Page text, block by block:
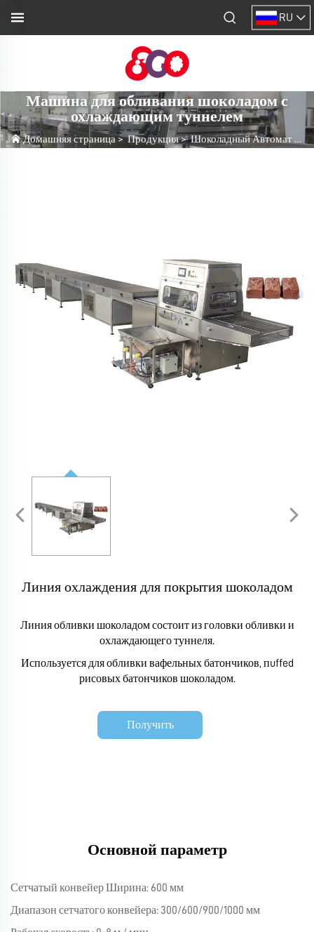
RU
Машина для обливания шоколадом с
охлаждающим туннелем
Домашняя страница>Продукция>Шоколадный Автомат
Линия охлаждения для покрытия шоколадом
Линия обливки шоколадом состоит из головки обливки и
охлаждающего туннеля.
Используется для обливки вафельных батончиков, пuffed
рисовых батончиков шоколадом.
Получить
Основной параметр
Сетчатый конвейер Ширина: 600 мм
Диапазон сетчатого конвейера: 300/600/900/1000 мм